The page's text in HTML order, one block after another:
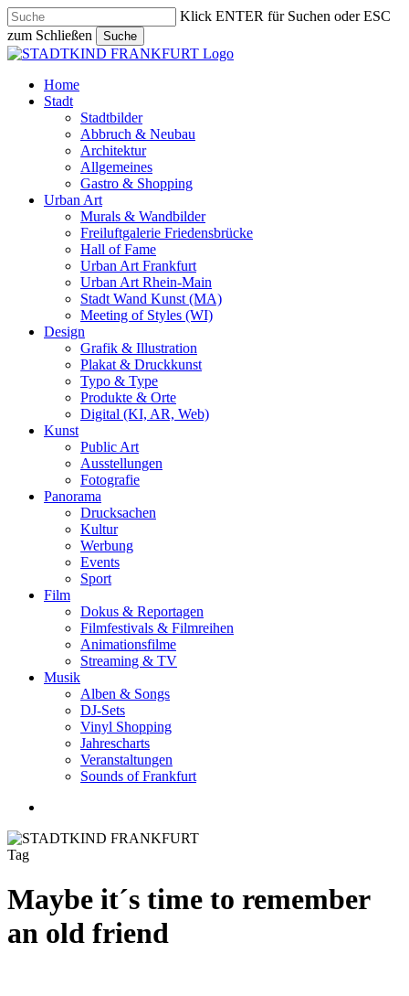
Skip
to
main
content
Klick ENTER für Suchen oder ESC
zum Schließen
Suche
Close
search
Menu
Home
Stadt
Stadtbilder
Abbruch & Neubau
Architektur
Allgemeines
Gastro & Shopping
Urban Art
Murals & Wandbilder
Freiluftgalerie Friedensbrücke
Hall of Fame
Urban Art Frankfurt
Urban Art Rhein-Main
Stadt Wand Kunst (MA)
Meeting of Styles (WI)
Design
Grafik & Illustration
Plakat & Druckkunst
Typo & Type
Produkte & Orte
Digital (KI, AR, Web)
Kunst
Public Art
Ausstellungen
Fotografie
Panorama
Drucksachen
Kultur
Werbung
Events
Sport
Film
Dokus & Reportagen
Filmfestivals & Filmreihen
Animationsfilme
Streaming & TV
Musik
Alben & Songs
DJ-Sets
Vinyl Shopping
Jahrescharts
Veranstaltungen
Sounds of Frankfurt
Tag
Maybe it´s time to remember
an old friend